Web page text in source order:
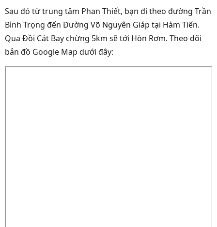
Sau đó từ trung tâm Phan Thiết, bạn đi theo đường Trần
Bình Trọng đến Đường Võ Nguyên Giáp tại Hàm Tiến.
Qua Đồi Cát Bay chừng 5km sẽ tới Hòn Rơm. Theo dõi
bản đồ Google Map dưới đây: